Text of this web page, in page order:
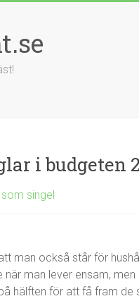
i budgeten
singel
man också står för
man lever ensam,
hälften för att få fram